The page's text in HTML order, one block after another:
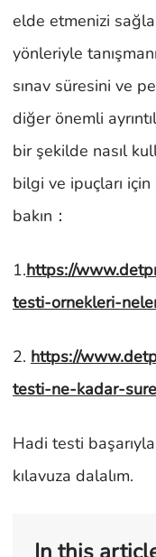
elde etmenizi
yönleriyle
sınav süresini ve
diğer önemli
bir şekilde nasıl
bilgi ve ipuçları
bakın：
1.https://
testi-ornekleri-
2. https://
testi-ne-kadar-
Hadi testi
kılavuza dalalım.